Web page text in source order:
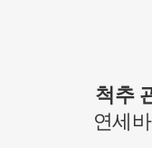
척추
연세
존할 필요성이 있는 경
- 소비자의 불만 또는